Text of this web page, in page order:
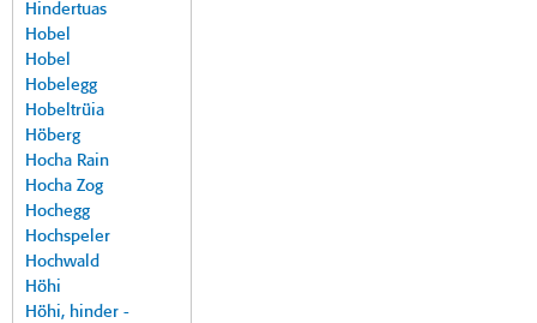
Hindertuas
Hobel
Hobel
Hobelegg
Hobeltrüia
Höberg
Hocha Rain
Hocha Zog
Hochegg
Hochspeler
Hochwald
Höhi
Höhi, hinder -